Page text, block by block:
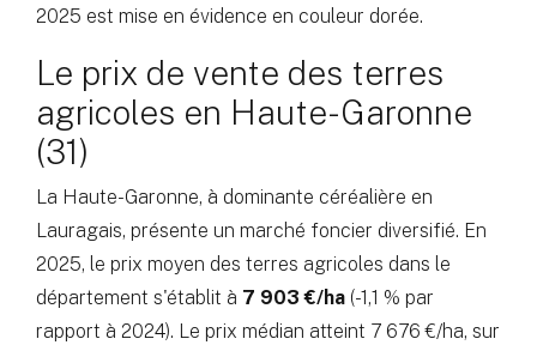
2025 est mise en évidence en couleur dorée.
Le prix de vente des terres
agricoles en Haute-Garonne
(31)
La Haute-Garonne, à dominante céréalière en
Lauragais, présente un marché foncier diversifié. En
2025, le prix moyen des terres agricoles dans le
département s'établit à 7 903 €/ha (-1,1 % par
rapport à 2024). Le prix médian atteint 7 676 €/ha, sur